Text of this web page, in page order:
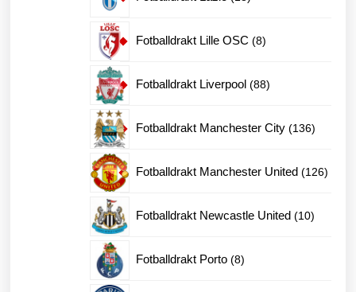
Fotballdrakt Lille OSC 88
Fotballdrakt Liverpool 8888
Fotballdrakt Manchester City 136136
Fotballdrakt Manchester United 126126
Fotballdrakt Newcastle United 1010
Fotballdrakt Porto 88